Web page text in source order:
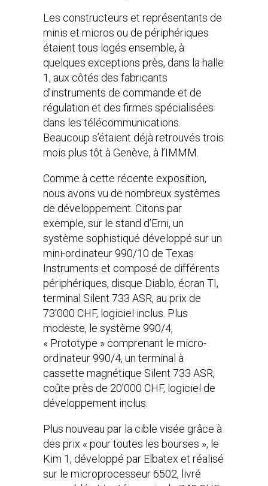
Les constructeurs et représentants de
minis et micros ou de périphériques
étaient tous logés ensemble, à
quelques exceptions près, dans la halle
1, aux côtés des fabricants
d’instruments de commande et de
régulation et des firmes spécialisées
dans les télécommunications.
Beaucoup s’étaient déjà retrouvés trois
mois plus tôt à Genève, à l’IMMM.
Comme à cette récente exposition,
nous avons vu de nombreux systèmes
de développement. Citons par
exemple, sur le stand d’Erni, un
système sophistiqué développé sur un
mini-ordinateur 990/10 de Texas
Instruments et composé de différents
périphériques, disque Diablo, écran TI,
terminal Silent 733 ASR, au prix de
73’000 CHF, logiciel inclus. Plus
modeste, le système 990/4,
« Prototype » comprenant le micro-
ordinateur 990/4, un terminal à
cassette magnétique Silent 733 ASR,
coûte près de 20’000 CHF, logiciel de
développement inclus.
Plus nouveau par la cible visée grâce à
des prix « pour toutes les bourses », le
Kim 1, développé par Elbatex et réalisé
sur le microprocesseur 6502, livré